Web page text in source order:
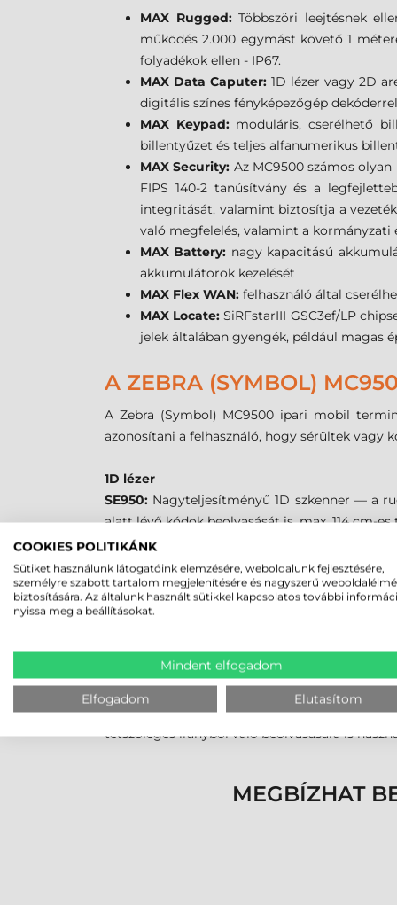
MAX Rugged:Többszöri leejtésnek
működés 2.000 egymást követő 1
folyadékok ellen - IP67.
MAX Data Caputer:1D lézer vagy 2D
digitális színes fényképezőgép
MAX Keypad:moduláris, cserélhető
billentyűzet és teljes alfanumerikus
MAX Security: Az MC9500 számos
FIPS 140-2 tanúsítvány és a
integritását, valamint biztosítja a
való megfelelés, valamint a kormányzati
MAX Battery: nagy kapacitású
akkumulátorok kezelését
MAX Flex WAN: felhasználó által
MAX Locate:SiRFstarIII GSC3ef/LP
jelek általában gyengék, például magas
A ZEBRA (SYMBOL)
A Zebra (Symbol) MC9500 ipari mobil
azonosítani a felhasználó, hogy sérültek vagy
1D lézer
SE950: Nagyteljesítményű 1D szkenner — a
alatt lévő kódok beolvasását is, max. 114 cm-es
2D imager
SE4500-SR:Alacsony/közepes sűrűségű 1D/
SE4500-DL:Közepes/magas sűrűségű 1D/
okmányokon található, nagyméretű PDF
SE4500-HD/DPM:
A nagy sűrűségű 1D és
követéshez alkalmazott, közvetlen alkatrész
tetszőleges irányból való beolvasására is
MEGBÍZHAT
COOKIES POLITIKÁNK
Sütiket használunk látogatóink elemzésére, weboldalunk fejlesztésére,
személyre szabott tartalom megjelenítésére és nagyszerű
biztosítására. Az általunk használt sütikkel kapcsolatos további
nyissa meg a beállításokat.
Mindent elfogadom
Elfogadom Elutasítom